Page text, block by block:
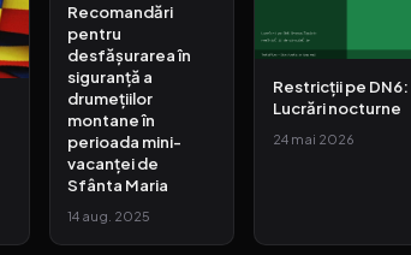
Recomandări
pentru
desfășurarea în
siguranță a
drumețiilor
montane în
perioada mini-
vacanței de
Sfânta Maria
14 aug. 2025
Restricții pe DN6:
Lucrări nocturne
24 mai 2026